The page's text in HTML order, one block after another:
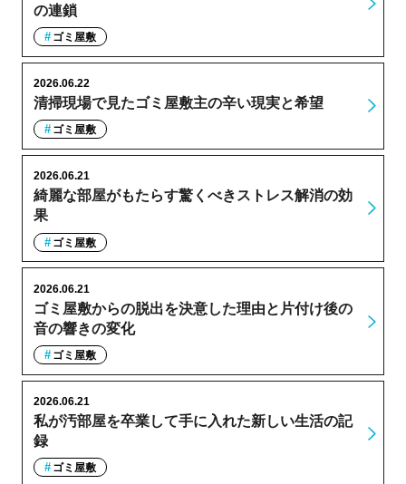
の連鎖
ゴミ屋敷
清掃現場で見たゴミ屋敷主の辛い現実と希望
2026.06.22
ゴミ屋敷
綺麗な部屋がもたらす驚くべきストレス解消の効
果
2026.06.21
ゴミ屋敷
ゴミ屋敷からの脱出を決意した理由と片付け後の
音の響きの変化
2026.06.21
ゴミ屋敷
私が汚部屋を卒業して手に入れた新しい生活の記
録
2026.06.21
ゴミ屋敷